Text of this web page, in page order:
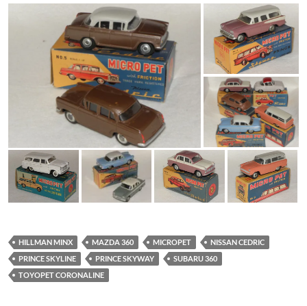
HILLMAN MINX MAZDA 360 MICROPET
NISSAN CEDRIC
PRINCE SKYLINE
PRINCE SKYWAY
SUBARU 360
TOYOPET CORONALINE